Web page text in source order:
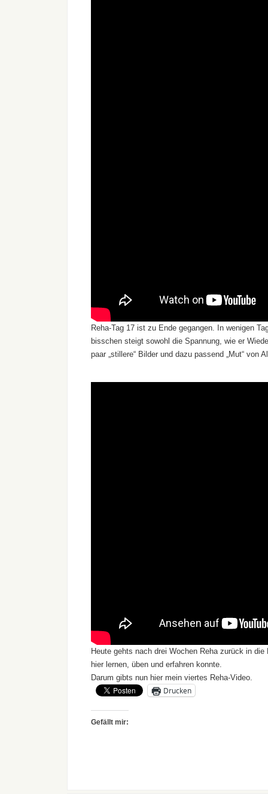
Reha-Tag 17 ist zu Ende gegangen. In wenigen
bisschen steigt sowohl die Spannung, wie er
paar „stillere“ Bilder und dazu passend „Mut“ von
Heute gehts nach drei Wochen Reha zurück in
hier lernen, üben und erfahren konnte.
Darum gibts nun hier mein viertes Reha-Video.
Drucken
Gefällt mir: